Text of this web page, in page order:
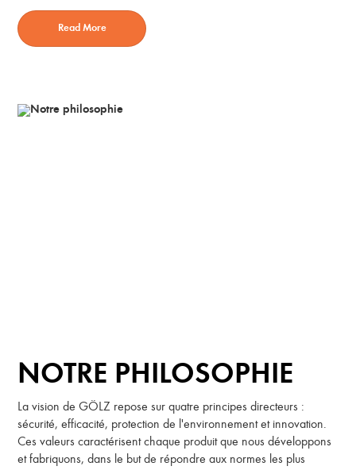
Read More
NOTRE PHILOSOPHIE
La vision de GÖLZ repose sur quatre principes directeurs :
sécurité, efficacité, protection de l'environnement et innovation.
Ces valeurs caractérisent chaque produit que nous développons
et fabriquons, dans le but de répondre aux normes les plus